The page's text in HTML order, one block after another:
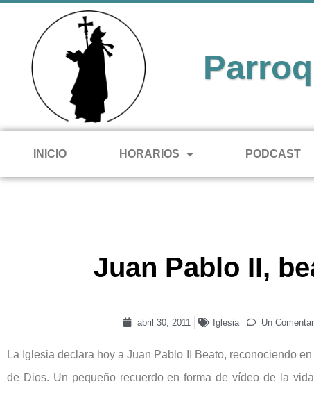
INICIO HORARIOS PODCAST
Juan Pablo II,
abril 30, 2011 Iglesia Un
La Iglesia declara hoy a Juan Pablo II Beato, reconociendo
de Dios. Un pequeño recuerdo en forma de vídeo de la